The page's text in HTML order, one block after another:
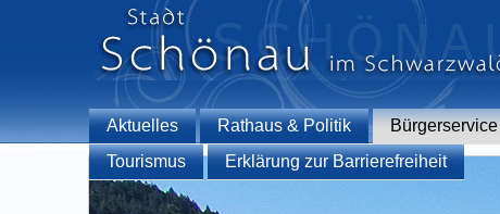
Aktuelles Rathaus & Politik Bürgerservice
Tourismus
Erklärung zur Barrierefreiheit